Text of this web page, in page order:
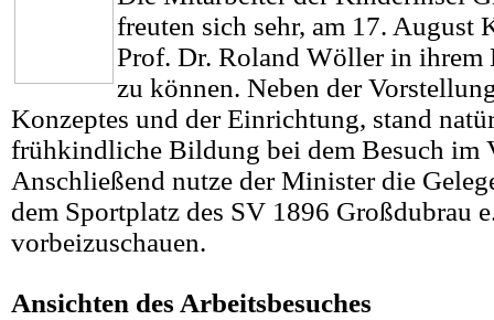
freuten sich sehr, am 17. August
Prof. Dr. Roland Wöller in ihrem
zu können. Neben der
Konzeptes und der Einrichtung, stand
frühkindliche Bildung bei dem Besuch im
Anschließend nutze der Minister die
dem Sportplatz des SV 1896 Großdubrau
vorbeizuschauen.
Ansichten des Arbeitsbesuches